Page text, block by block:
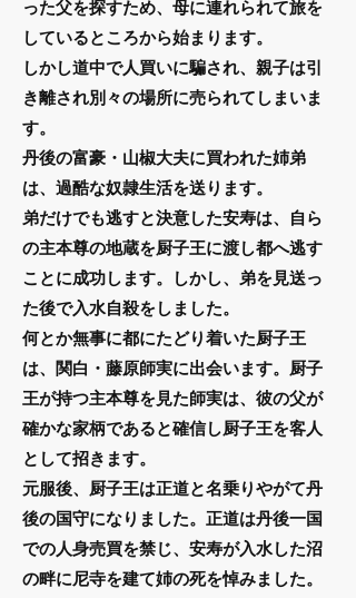
った父を探すため、母に連れられて旅を
しているところから始まります。
しかし道中で人買いに騙され、親子は引
き離され別々の場所に売られてしまいま
す。
丹後の富豪・山椒大夫に買われた姉弟
は、過酷な奴隷生活を送ります。
弟だけでも逃すと決意した安寿は、自ら
の主本尊の地蔵を厨子王に渡し都へ逃す
ことに成功します。しかし、弟を見送っ
た後で入水自殺をしました。
何とか無事に都にたどり着いた厨子王
は、関白・藤原師実に出会います。厨子
王が持つ主本尊を見た師実は、彼の父が
確かな家柄であると確信し厨子王を客人
として招きます。
元服後、厨子王は正道と名乗りやがて丹
後の国守になりました。正道は丹後一国
での人身売買を禁じ、安寿が入水した沼
の畔に尼寺を建て姉の死を悼みました。